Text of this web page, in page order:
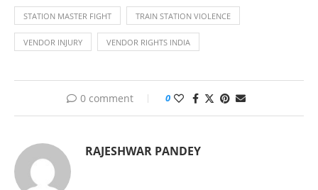
STATION MASTER FIGHT TRAIN STATION VIOLENCE
VENDOR INJURY VENDOR RIGHTS INDIA
0 comment 0
RAJESHWAR PANDEY